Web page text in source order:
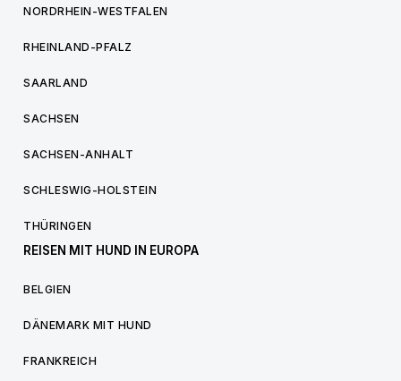
NORDRHEIN-WESTFALEN
RHEINLAND-PFALZ
SAARLAND
SACHSEN
SACHSEN-ANHALT
SCHLESWIG-HOLSTEIN
THÜRINGEN
REISEN MIT HUND IN EUROPA
BELGIEN
DÄNEMARK MIT HUND
FRANKREICH